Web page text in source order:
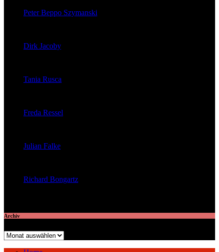
Peter Beppo Szymanski
Dirk Jacoby
Tania Rusca
Freda Ressel
Julian Falke
Richard Bongartz
Archiv
Archiv